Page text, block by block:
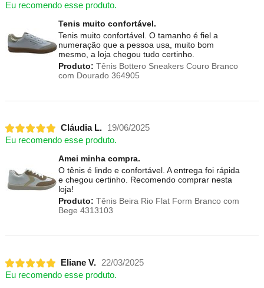
Eu recomendo esse produto.
Tenis muito confortável.
Tenis muito confortável. O tamanho é fiel a
numeração que a pessoa usa, muito bom
mesmo, a loja chegou tudo certinho.
Produto: Tênis Bottero Sneakers Couro Branco
com Dourado 364905
Cláudia L.
19/06/2025
Eu recomendo esse produto.
Amei minha compra.
O tênis é lindo e confortável. A entrega foi rápida
e chegou certinho. Recomendo comprar nesta
loja!
Produto: Tênis Beira Rio Flat Form Branco com
Bege 4313103
Eliane V.
22/03/2025
Eu recomendo esse produto.